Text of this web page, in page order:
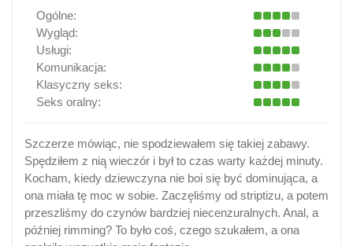
Ogólne:
Wygląd:
Usługi:
Komunikacja:
Klasyczny seks:
Seks oralny:
Szczerze mówiąc, nie spodziewałem się takiej zabawy.
Spędziłem z nią wieczór i był to czas warty każdej minuty.
Kocham, kiedy dziewczyna nie boi się być dominująca, a
ona miała tę moc w sobie. Zaczęliśmy od striptizu, a potem
przeszliśmy do czynów bardziej niecenzuralnych. Anal, a
później rimming? To było coś, czego szukałem, a ona